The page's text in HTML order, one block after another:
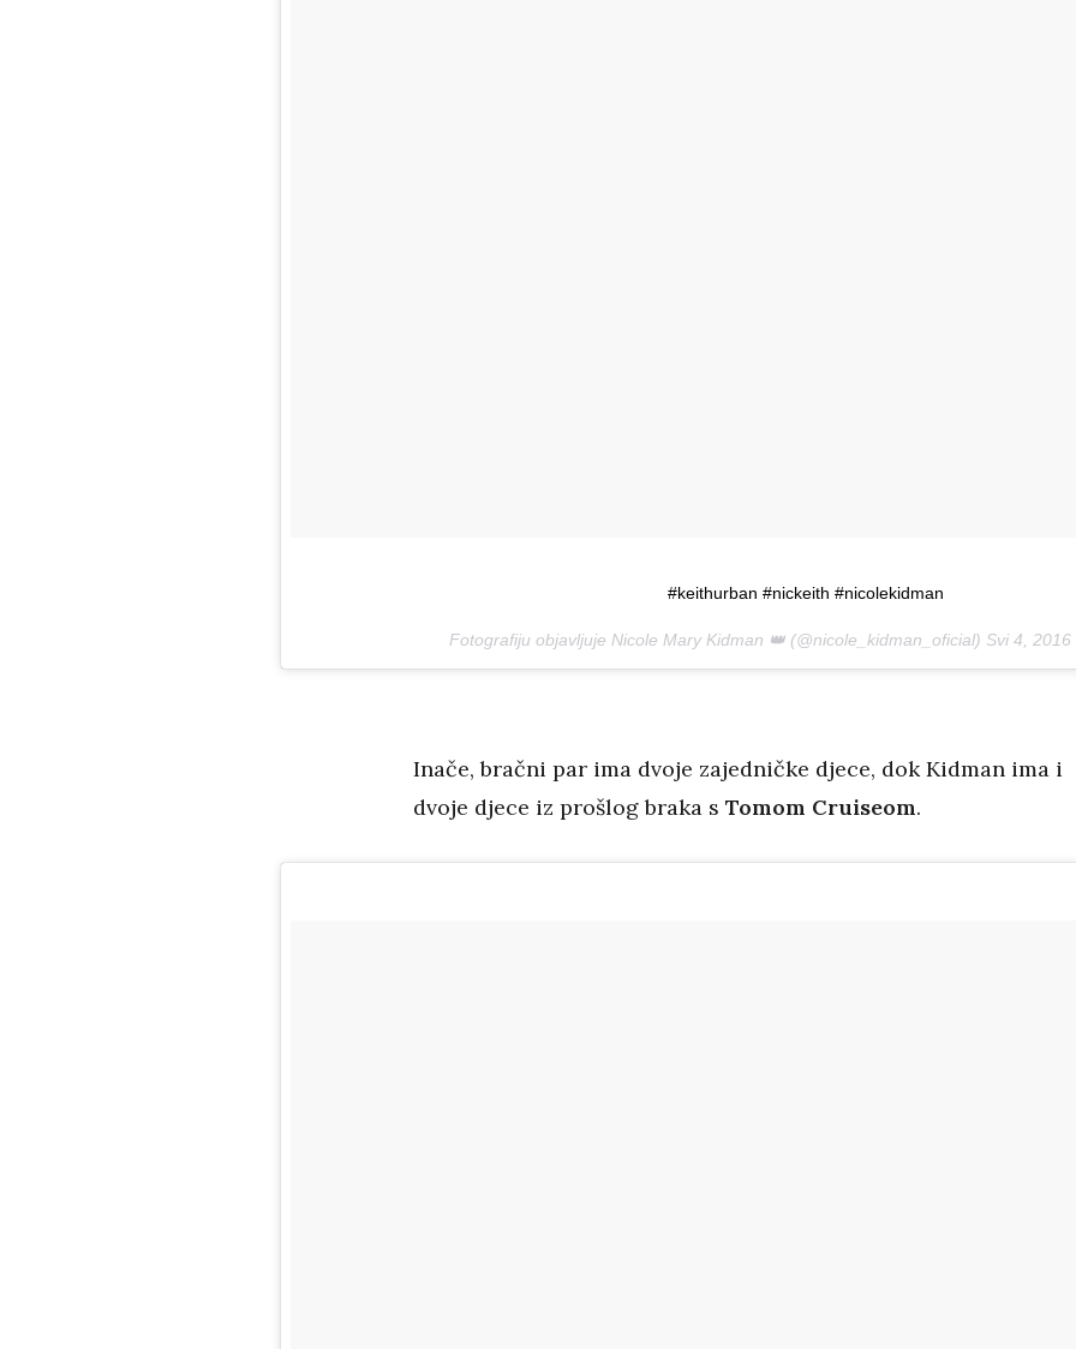
#keithurban #nickeith #nicolekidman
Fotografiju objavljuje Nicole Mary Kidman 👑 (@nicole_kidman_oficial) Svi 4,
Inače, bračni par ima dvoje zajedničke djece, dok Kidman ima i
dvoje djece iz prošlog braka s Tomom Cruiseom.